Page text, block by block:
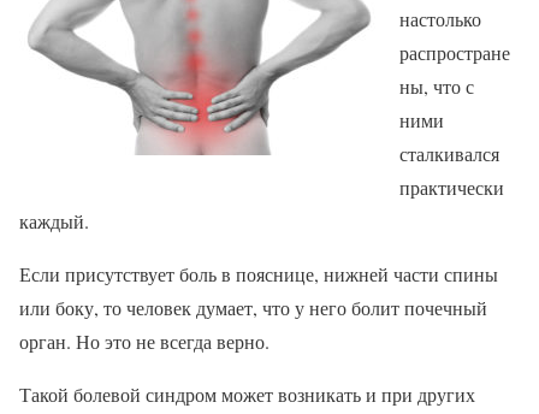
настолько
распростране
ны, что с
ними
сталкивался
практически
каждый.
Если присутствует боль в пояснице, нижней части спины
или боку, то человек думает, что у него болит почечный
орган. Но это не всегда верно.
Такой болевой синдром может возникать и при других